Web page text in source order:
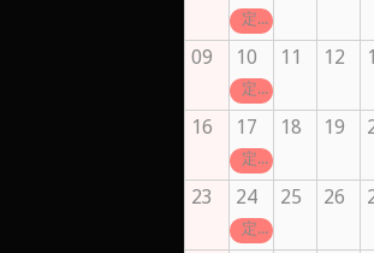
定休日
09 10
定休日
11 12
16 17
定休日
18 19
23 24
定休日
25 26